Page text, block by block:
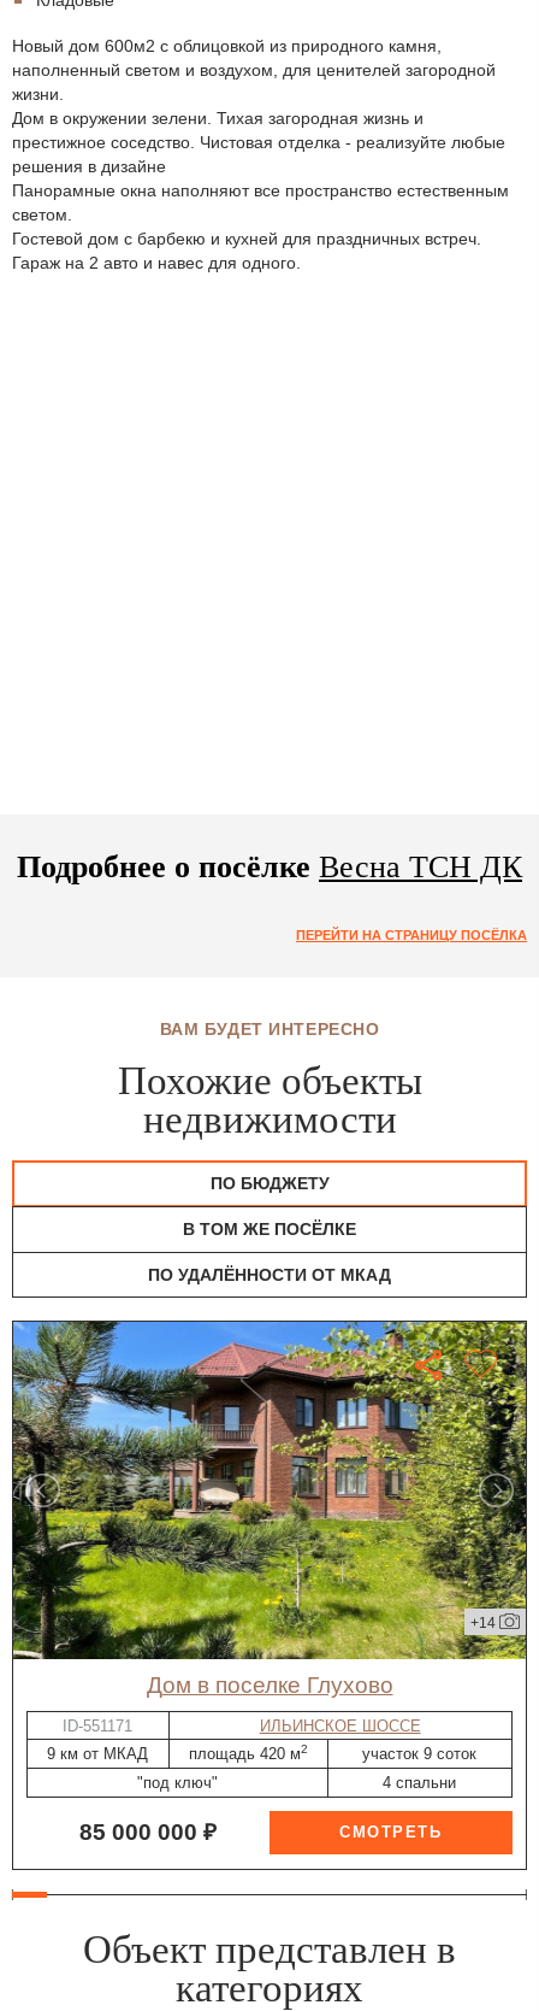
Новый дом 600м2 с облицовкой из природного камня,
наполненный светом и воздухом, для ценителей загородной
жизни.
Дом в окружении зелени. Тихая загородная жизнь и
престижное соседство. Чистовая отделка - реализуйте любые
решения в дизайне
Панорамные окна наполняют все пространство естественным
светом.
Гостевой дом с барбекю и кухней для праздничных встреч.
Гараж на 2 авто и навес для одного.
Подробнее о посёлке Весна ТСН ДК
ПЕРЕЙТИ НА СТРАНИЦУ ПОСЁЛКА
ВАМ БУДЕТ ИНТЕРЕСНО
Похожие объекты
недвижимости
ПО БЮДЖЕТУ
В ТОМ ЖЕ ПОСЁЛКЕ
ПО УДАЛЁННОСТИ ОТ МКАД
+14
дом в поселке Глухово
ID-551171
ИЛЬИНСКОЕ ШОССЕ
9 км от МКАД
площадь 420 м2
участок 9 соток
"под ключ"
4 спальни
85 000 000 ₽
Объект представлен в
категориях